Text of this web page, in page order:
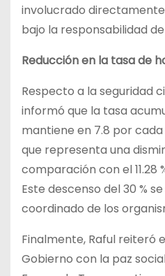
involucrado
bajo la responsabilidad
Reducción en la tasa de
Respecto a la seguridad
informó que la tasa
mantiene en 7.8 por
que representa una
comparación con el 11.28
Este descenso del 30 %
coordinado de los
Finalmente, Raful reiteró
Gobierno con la paz